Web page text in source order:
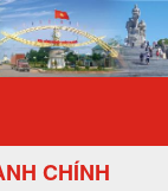
chính -
CHÍNH